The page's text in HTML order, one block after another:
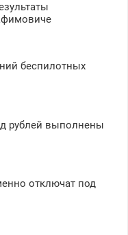
беспилотных
рублей выполнены
отключат под